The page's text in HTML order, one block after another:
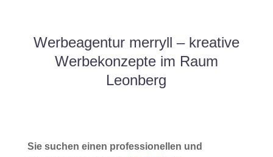
Werbeagentur merryll – kreative
Werbekonzepte im Raum
Leonberg
Sie suchen einen professionellen und